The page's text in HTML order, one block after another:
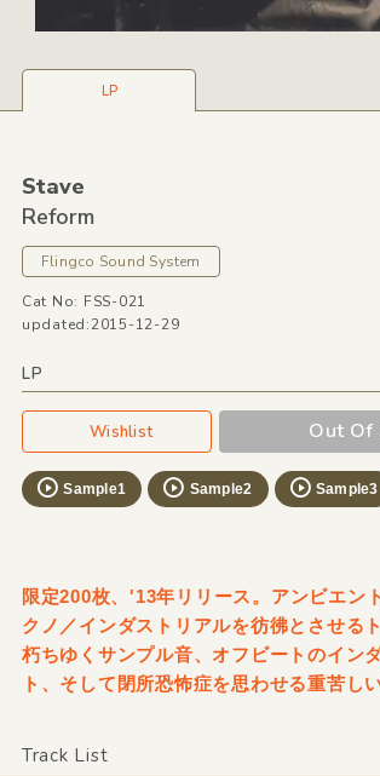
LP
Stave
Reform
Flingco Sound System
Cat No: FSS-021
updated:2015-12-29
LP
Wishlist Out Of
Sample1 Sample2 Sample3
限定200枚、'13年リリース。アンビエン
クノ／インダストリアルを彷彿とさせる
朽ちゆくサンプル音、オフビートのイン
ト、そして閉所恐怖症を思わせる重苦し
Track List